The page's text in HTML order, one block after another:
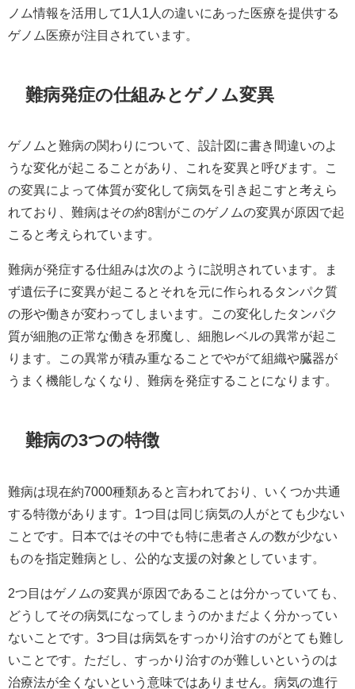
ノム情報を活用して1人1人の違いにあった医療を提供する
ゲノム医療が注目されています。​
難病発症の仕組みとゲノム変異
ゲノムと難病の関わりについて、設計図に書き間違いのよ
うな変化が起こることがあり、これを変異と呼びます。こ
の変異によって体質が変化して病気を引き起こすと考えら
れており、難病はその約8割がこのゲノムの変異が原因で起
こると考えられています。​
難病が発症する仕組みは次のように説明されています。ま
ず遺伝子に変異が起こるとそれを元に作られるタンパク質
の形や働きが変わってしまいます。この変化したタンパク
質が細胞の正常な働きを邪魔し、細胞レベルの異常が起こ
ります。この異常が積み重なることでやがて組織や臓器が
うまく機能しなくなり、難病を発症することになります。​
難病の3つの特徴
難病は現在約7000種類あると言われており、いくつか共通
する特徴があります。1つ目は同じ病気の人がとても少ない
ことです。日本ではその中でも特に患者さんの数が少ない
ものを指定難病とし、公的な支援の対象としています。​
2つ目はゲノムの変異が原因であることは分かっていても、
どうしてその病気になってしまうのかまだよく分かってい
ないことです。3つ目は病気をすっかり治すのがとても難し
いことです。ただし、すっかり治すのが難しいというのは
治療法が全くないという意味ではありません。病気の進行